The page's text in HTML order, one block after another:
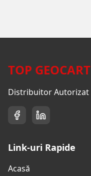
TOP GEOCART
Distribuitor Autorizat
Link-uri Rapide
Acasă